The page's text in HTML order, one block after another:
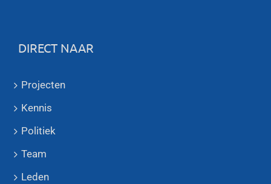
DIRECT NAAR
Projecten
Kennis
Politiek
Team
Leden